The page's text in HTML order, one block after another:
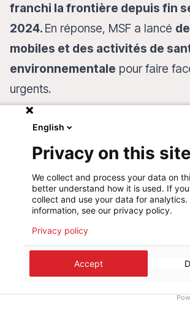
franchi la frontière depuis fin
2024. En réponse, MSF a lancé
mobiles et des activités de
environnementale pour faire
urgents.
Des équipes dévouées,
dirigées par Roland,
relâche pour fournir des
cette crise humanitaire
English
Privacy on this site
We collect and process your data on
better understand how it is used. If
collect and use your data for analytics.
information, see our privacy policy.
Privacy policy
Accept